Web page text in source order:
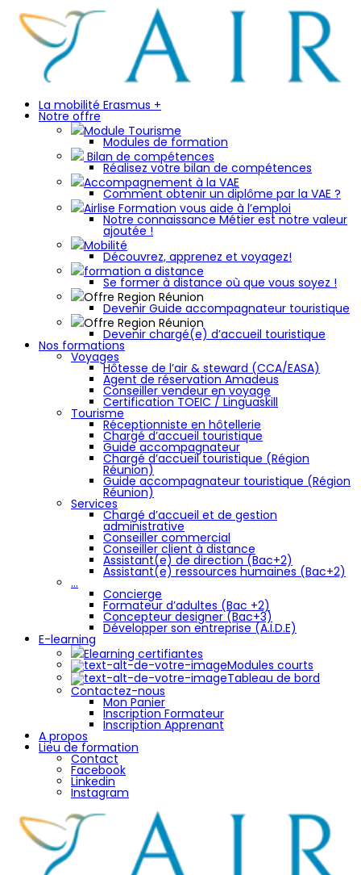
La mobilité Erasmus +
Notre offre
Module Tourisme
Modules de formation
Bilan de compétences
Réalisez votre bilan de compétences
Accompagnement à la VAE
Comment obtenir un diplôme par la VAE ?
Airlise Formation vous aide à l’emploi
Notre connaissance Métier est notre valeur
ajoutée !
Mobilité
Découvrez, apprenez et voyagez!
formation a distance
Se former à distance où que vous soyez !
Offre Region Réunion
Devenir Guide accompagnateur touristique
Offre Region Réunion
Devenir chargé(e) d’accueil touristique
Nos formations
Voyages
Hôtesse de l’air & steward (CCA/EASA)
Agent de réservation Amadeus
Conseiller vendeur en voyage
Certification TOEIC / Linguaskill
Tourisme
Réceptionniste en hôtellerie
Chargé d’accueil touristique
Guide accompagnateur
Chargé d’accueil touristique (Région
Réunion)
Guide accompagnateur touristique (Région
Réunion)
Services
Chargé d’accueil et de gestion
administrative
Conseiller commercial
Conseiller client à distance
Assistant(e) de direction (Bac+2)
Assistant(e) ressources humaines (Bac+2)
…
Concierge
Formateur d’adultes (Bac +2)
Concepteur designer (Bac+3)
Développer son entreprise (A.I.D.E)
E-learning
Elearning certifiantes
Modules courts
Tableau de bord
Contactez-nous
Mon Panier
Inscription Formateur
Inscription Apprenant
A propos
Lieu de formation
Contact
Facebook
Linkedin
Instagram